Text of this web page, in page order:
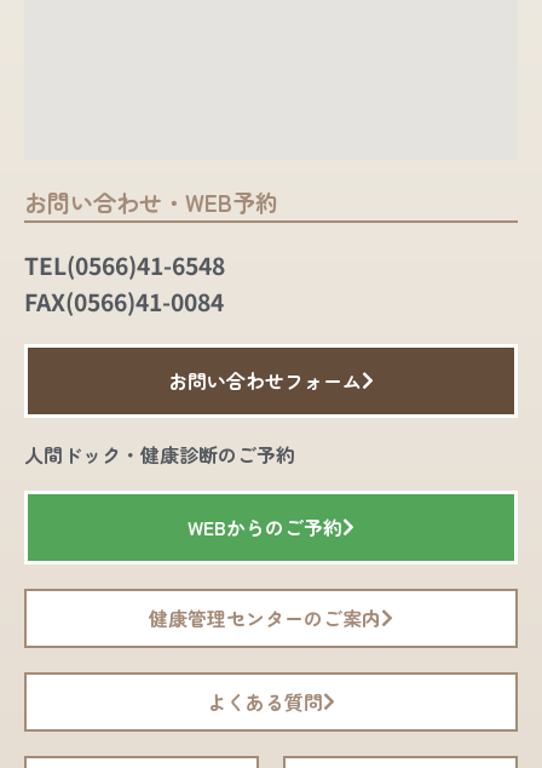
お問い合わせ・WEB予約
TEL(0566)41-6548
FAX(0566)41-0084
お問い合わせフォーム
人間ドック・健康診断のご予約
WEBからのご予約
健康管理センターのご案内
よくある質問